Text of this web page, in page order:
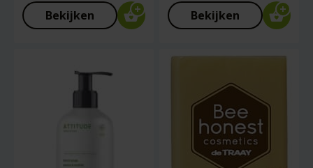
Bekijken
Bekijken